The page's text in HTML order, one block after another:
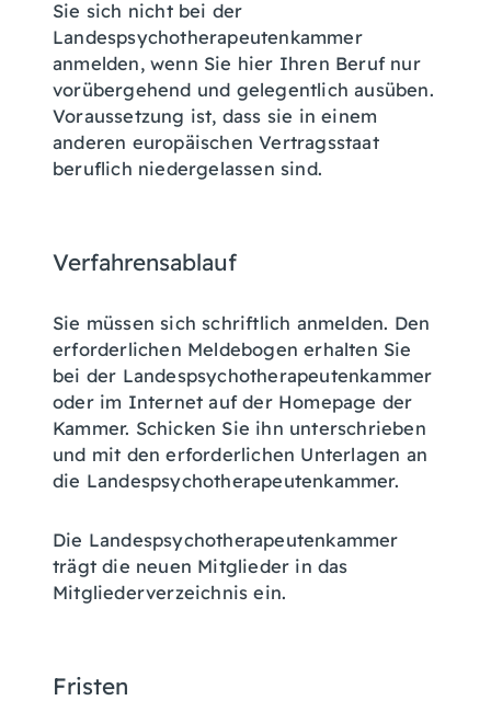
Sie sich nicht bei der
Landespsychotherapeutenkammer
anmelden, wenn Sie hier Ihren Beruf nur
vorübergehend und gelegentlich ausüben.
Voraussetzung ist, dass sie in einem
anderen europäischen Vertragsstaat
beruflich niedergelassen sind.
Verfahrensablauf
Sie müssen sich schriftlich anmelden. Den
erforderlichen Meldebogen erhalten Sie
bei der Landespsychotherapeutenkammer
oder im Internet auf der Homepage der
Kammer. Schicken Sie ihn unterschrieben
und mit den erforderlichen Unterlagen an
die Landespsychotherapeutenkammer.
Die Landespsychotherapeutenkammer
trägt die neuen Mitglieder in das
Mitgliederverzeichnis ein.
Fristen